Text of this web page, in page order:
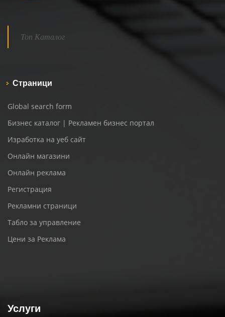
Топ Каталог
Страници
Global search form
Бизнес каталог | Рекламен бизнес портал
Изработка на уеб сайт
Онлайн магазини
Онлайн реклама
Регистрация
Рекламни страници
Табло за управление
Цени за Реклама
Услуги